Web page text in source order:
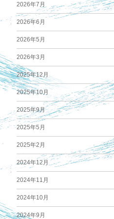
2026年7月
2026年6月
2026年5月
2026年3月
2025年12月
2025年10月
2025年9月
2025年5月
2025年2月
2024年12月
2024年11月
2024年10月
2024年9月